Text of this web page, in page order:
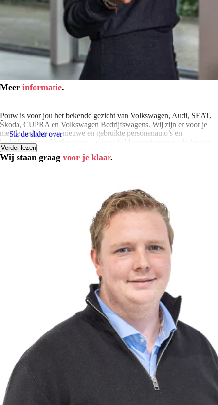
Meer informatie.
Pouw is voor jou het bekende gezicht van Volkswagen, Audi, SEAT,
Škoda, CUPRA en Volkswagen Bedrijfswagens. Wij zijn er voor je
met de verkoop van nieuwe en gebruikte personenauto’s en
bedrijfswagens. Verder staan we voor je klaar met onze werkplaatsen,
leaseproducten, financierings- en verhuuractiviteiten en onze
schadeherstelbedrijven. Klaar om samen met jou op weg te gaan. Je
Verder lezen
Wij staan graag voor je klaar.
Sla de slider over